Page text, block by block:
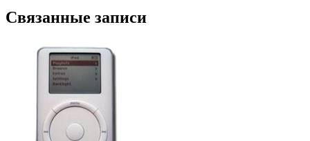
Связанные записи